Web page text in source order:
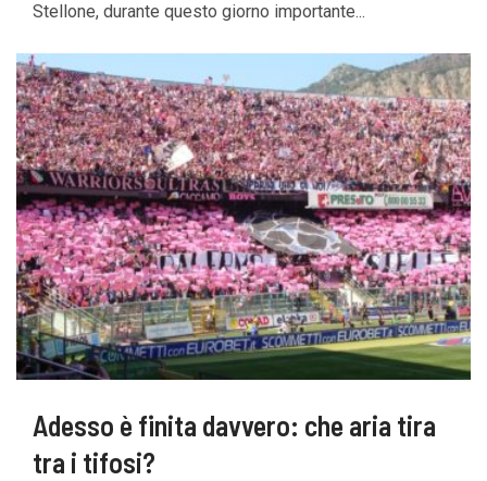
Stellone, durante questo giorno importante...
Adesso è finita davvero: che aria tira
tra i tifosi?